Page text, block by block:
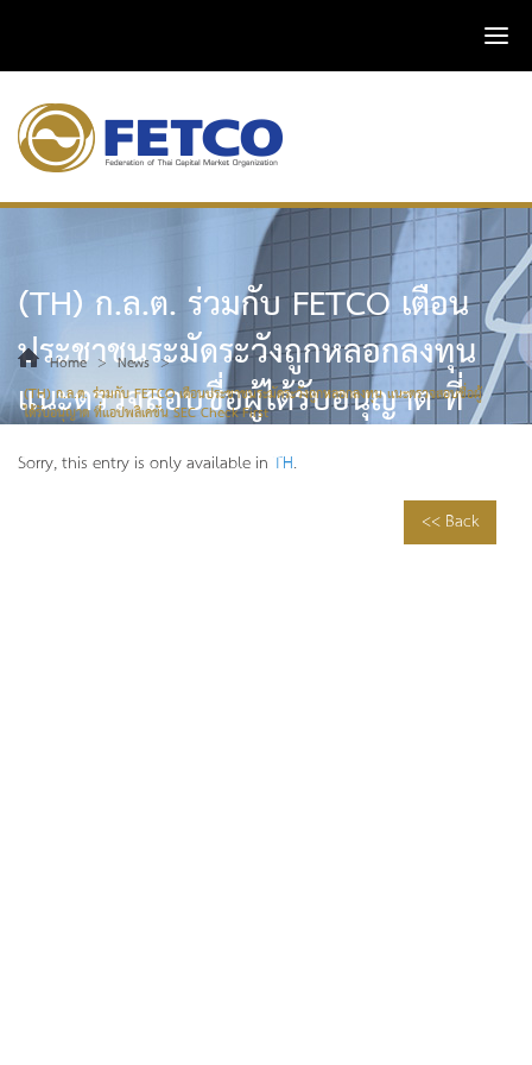
(TH) ก.ล.ต. ร่วมกับ FETCO เตือน
ประชาชนระมัดระวังถูกหลอกลงทุน
แนะตรวจสอบชื่อผู้ได้รับอนุญาต ที่
แอปพลิเคชัน SEC Check First
Home > News >
(TH) ก.ล.ต. ร่วมกับ FETCO เตือนประชาชนระมัดระวังถูกหลอกลงทุน แนะตรวจสอบชื่อผู้
ได้รับอนุญาต ที่แอปพลิเคชัน SEC Check First
Sorry, this entry is only available in TH.
<< Back